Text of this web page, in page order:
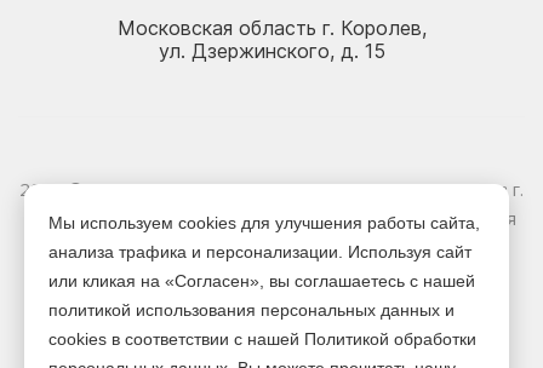
Московская область г. Королев,
ул. Дзержинского, д. 15
2026 © Электрика оптом и в розницу - Магазин-склад в г.
Королёв. Информация, указанная на сайте, не является
публичной офертой.
Версия для печати
Мы используем cookies для улучшения работы сайта,
анализа трафика и персонализации. Используя сайт
или кликая на «Согласен», вы соглашаетесь с нашей
политикой использования персональных данных и
cookies в соответствии с нашей Политикой обработки